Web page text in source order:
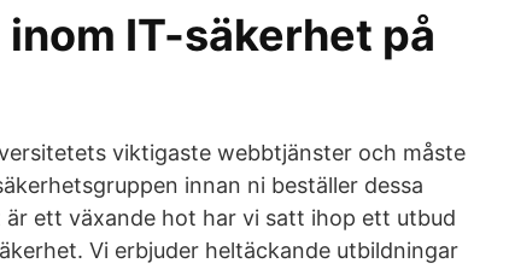
IT-säkerhet på
viktigaste webbtjänster och måste
innan ni beställer dessa
ett växande hot har vi satt ihop ett utbud
Vi erbjuder heltäckande utbildningar